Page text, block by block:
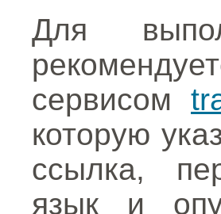
Для
сервисом
которую
ссылка,
язык и